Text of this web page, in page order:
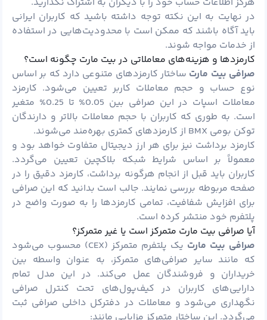
در نهایت به این نکته توجه داشته باشید که کاربران ایرانی
باید آگاه باشند که ممکن است با محدودیت‌هایی در استفاده
از خدمات مواجه شوند.
کارمزدها و هزینه‌های معاملاتی در بیت مارت چگونه است؟
صرافی بیت مارت ساختار کارمزدهای متنوعی دارد که بر اساس
نوع حساب و حجم معاملات کاربر تعیین می‌شود. کارمزد
معاملات اسپات در این صرافی بین 0.05% تا 0.25% متغیر
است. به طوری که کاربران با حجم معاملات بالاتر و دارندگان
توکن بومی BMX از کارمزدهای کمتری بهره‌مند می‌شوند.
کارمزد برداشت نیز برای هر ارز دیجیتال متفاوت خواهد بود و
معمولاً بر اساس شرایط شبکه بلاکچین تعیین می‌گردد.
کاربران باید قبل از انجام هرگونه برداشت، کارمزد دقیق را در
صفحه مربوطه بررسی نمایند. جالب است بدانید که این صرافی
برای افزایش شفافیت، تمامی کارمزدها را به صورت واضح در
پلتفرم خود منتشر کرده است.
آیا صرافی بیت مارت متمرکز است یا غیر متمرکز؟
صرافی بیت مارت
یک پلتفرم متمرکز (CEX) محسوب می‌شود
که مانند سایر صرافی‌های متمرکز، به عنوان واسطه بین
خریداران و فروشندگان عمل می‌کند. در این مدل تمام
دارایی‌های کاربران در کیف‌پول‌های تحت کنترل صرافی
نگهداری می‌شود و معاملات در دفترکل داخلی صرافی ثبت